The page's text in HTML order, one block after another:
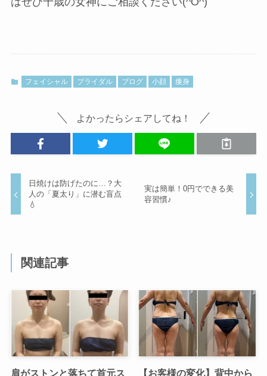
フェイシャル ブライダル ブログ 小顔 痩身
よかったらシェアしてね！
日焼けは防げたのに…？大
人の「夏太り」に潜む盲点
💧
実は簡単！0円でできる美
容習慣♪
関連記事
肩がストンと落ちて首元ス
【お客様の変化】背中から